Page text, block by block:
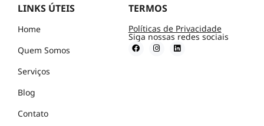
LINKS ÚTEIS
Home
Quem Somos
Serviços
Blog
Contato
TERMOS
Políticas de Privacidade
Siga nossas redes sociais